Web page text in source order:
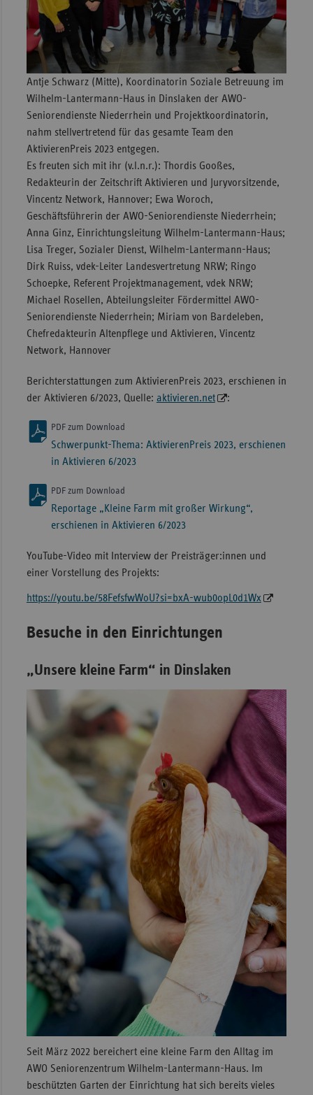
Antje Schwarz (Mitte), Koordinatorin Soziale Betreuung im
Wilhelm-Lantermann-Haus in Dinslaken der AWO-
Seniorendienste Niederrhein und Projektkoordinatorin,
nahm stellvertretend für das gesamte Team den
AktivierenPreis 2023 entgegen.
Es freuten sich mit ihr (v.l.n.r.): Thordis Gooßes,
Redakteurin der Zeitschrift Aktivieren und Juryvorsitzende,
Vincentz Network, Hannover; Ewa Woroch,
Geschäftsführerin der AWO-Seniorendienste Niederrhein;
Anna Ginz, Einrichtungsleitung Wilhelm-Lantermann-Haus;
Lisa Treger, Sozialer Dienst, Wilhelm-Lantermann-Haus;
Dirk Ruiss, vdek-Leiter Landesvertretung NRW; Ringo
Schoepke, Referent Projektmanagement, vdek NRW;
Michael Rosellen, Abteilungsleiter Fördermittel AWO-
Seniorendienste Niederrhein; Miriam von Bardeleben,
Chefredakteurin Altenpflege und Aktivieren, Vincentz
Network, Hannover
Berichterstattungen zum AktivierenPreis 2023, erschienen in
der Aktivieren 6/2023, Quelle: aktivieren.net :
PDF zum Download
Schwerpunkt-Thema: AktivierenPreis 2023, erschienen
in Aktivieren 6/2023
PDF zum Download
Reportage „Kleine Farm mit großer Wirkung“,
erschienen in Aktivieren 6/2023
YouTube-Video mit Interview der Preisträger:innen und
einer Vorstellung des Projekts:
https://youtu.be/58FefsfwWoU?si=bxA-wub0opL0d1Wx
Besuche in den Einrichtungen
„Unsere kleine Farm“ in Dinslaken
Seit März 2022 bereichert eine kleine Farm den Alltag im
AWO Seniorenzentrum Wilhelm-Lantermann-Haus. Im
beschützten Garten der Einrichtung hat sich bereits vieles